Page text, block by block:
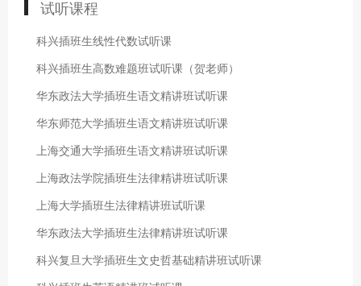
试听课程
科兴插班生线性代数试听课
科兴插班生高数难题班试听课（贺老师）
华东政法大学插班生语文精讲班试听课
华东师范大学插班生语文精讲班试听课
上海交通大学插班生语文精讲班试听课
上海政法学院插班生法律精讲班试听课
上海大学插班生法律精讲班试听课
华东政法大学插班生法律精讲班试听课
科兴复旦大学插班生文史哲基础精讲班试听课